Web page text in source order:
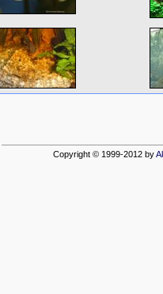
Copyright © 1999-2012 by